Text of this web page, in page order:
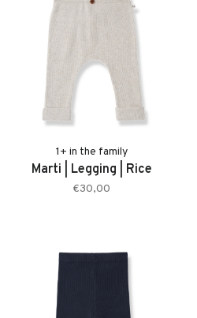
1+ in the family
Marti | Legging | Rice
€30,00